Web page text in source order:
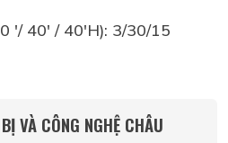
'/ 40' / 40'H): 3/30/15
VÀ CÔNG NGHỆ CHÂU